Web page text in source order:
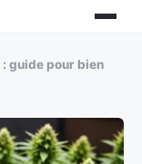
guide pour bien